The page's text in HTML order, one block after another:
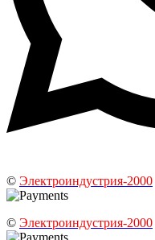
© Электроиндустрия-2000
© Электроиндустрия-2000